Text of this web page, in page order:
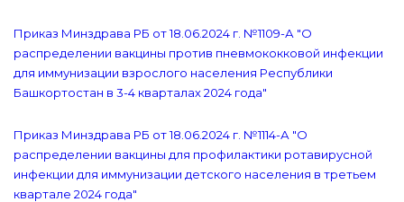
Приказ Минздрава РБ от 18.06.2024 г. №1109-А "О
распределении вакцины против пневмококковой инфекции
для иммунизации взрослого населения Республики
Башкортостан в 3-4 кварталах 2024 года"
Приказ Минздрава РБ от 18.06.2024 г. №1114-А "О
распределении вакцины для профилактики ротавирусной
инфекции для иммунизации детского населения в третьем
квартале 2024 года"